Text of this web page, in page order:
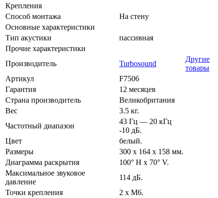
Крепления
Способ монтажа
На стену
Основные характеристики
Тип акустики
пассивная
Прочие характеристики
Производитель
Turbosound
Другие
товары
Артикул
F7506
Гарантия
12 месяцев
Страна производитель
Великобритания
Вес
3.5 кг.
Частотный диапазон
43 Гц — 20 кГц
-10 дБ.
Цвет
белый.
Размеры
300 x 164 x 158 мм.
Диаграмма раскрытия
100° H x 70° V.
Максимальное звуковое
давление
114 дБ.
Точки крепления
2 x M6.